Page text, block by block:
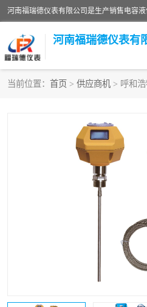
河南福瑞德仪表有
当前位置： 首页 > 供应商机 > 呼和